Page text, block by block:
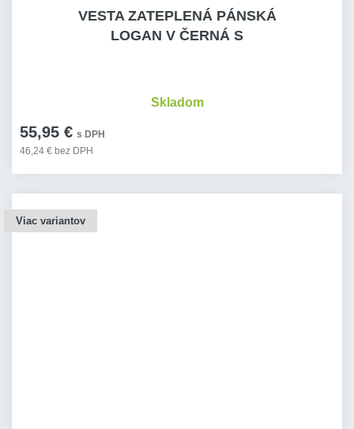
VESTA ZATEPLENÁ PÁNSKÁ
LOGAN V ČERNÁ S
55,95 € s DPH
46,24 € bez DPH
Skladom
Viac variantov